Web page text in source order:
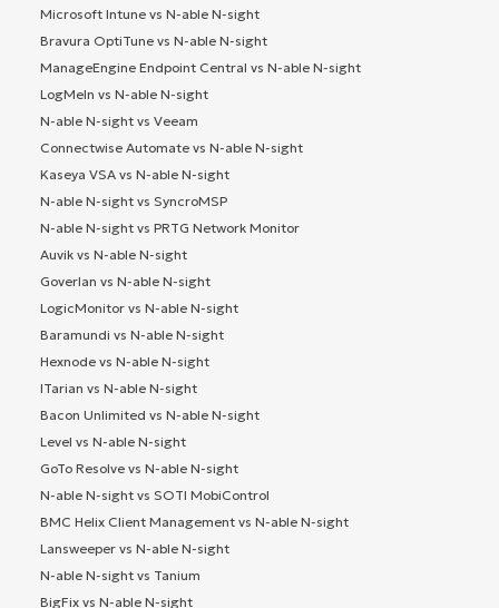
Microsoft Intune vs N-able N-sight
Bravura OptiTune vs N-able N-sight
ManageEngine Endpoint Central vs N-able N-sight
LogMeIn vs N-able N-sight
N-able N-sight vs Veeam
Connectwise Automate vs N-able N-sight
Kaseya VSA vs N-able N-sight
N-able N-sight vs SyncroMSP
N-able N-sight vs PRTG Network Monitor
Auvik vs N-able N-sight
Goverlan vs N-able N-sight
LogicMonitor vs N-able N-sight
Baramundi vs N-able N-sight
Hexnode vs N-able N-sight
ITarian vs N-able N-sight
Bacon Unlimited vs N-able N-sight
Level vs N-able N-sight
GoTo Resolve vs N-able N-sight
N-able N-sight vs SOTI MobiControl
BMC Helix Client Management vs N-able N-sight
Lansweeper vs N-able N-sight
N-able N-sight vs Tanium
BigFix vs N-able N-sight